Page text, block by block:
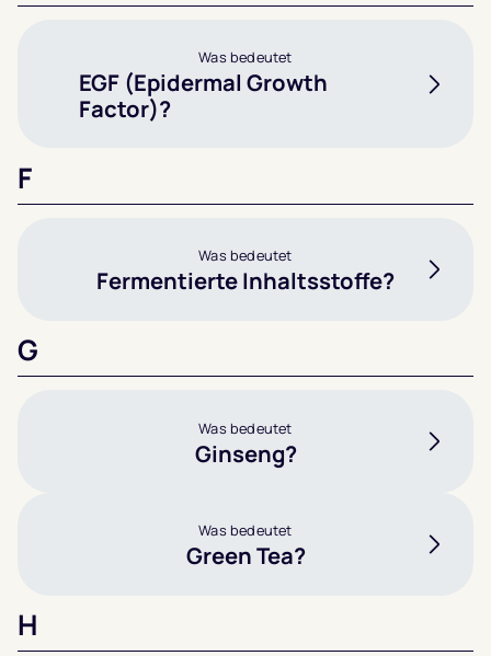
Was bedeutet
EGF (Epidermal Growth
Factor)?
F
Was bedeutet
Fermentierte Inhaltsstoffe?
G
Was bedeutet
Ginseng?
Was bedeutet
Green Tea?
H